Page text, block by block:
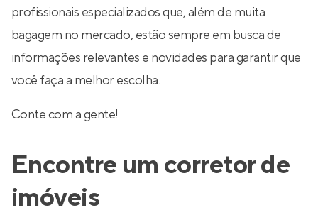
profissionais especializados que, além de muita
bagagem no mercado, estão sempre em busca de
informações relevantes e novidades para garantir que
você faça a melhor escolha.
Conte com a gente!
Encontre um corretor de
imóveis